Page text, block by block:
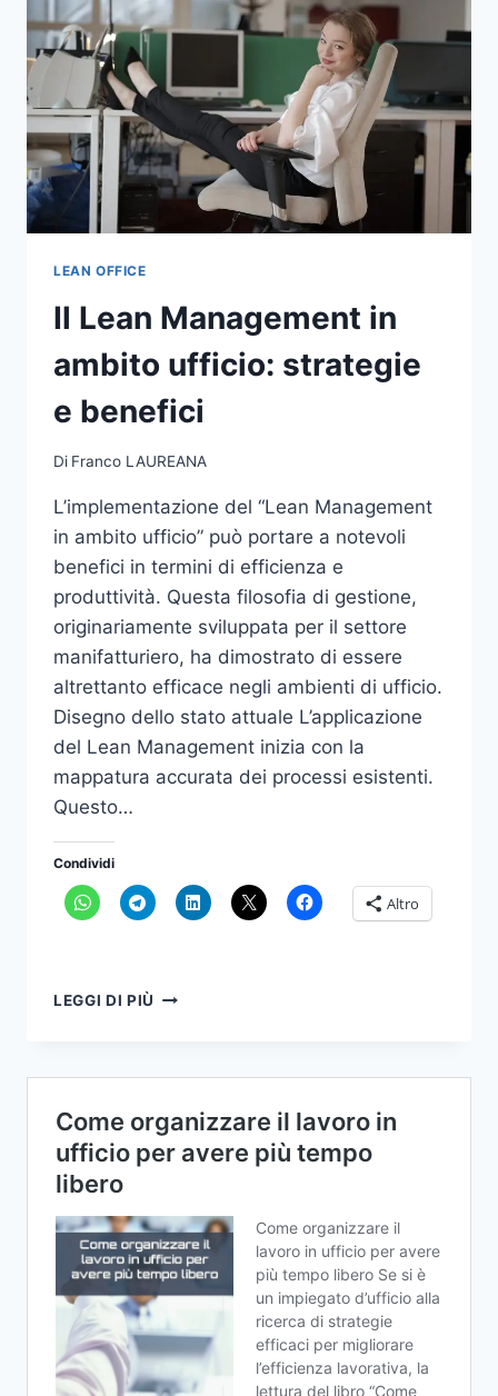
LEAN OFFICE
Il Lean Management in
ambito ufficio: strategie
e benefici
Di Franco LAUREANA
L’implementazione del “Lean Management
in ambito ufficio” può portare a notevoli
benefici in termini di efficienza e
produttività. Questa filosofia di gestione,
originariamente sviluppata per il settore
manifatturiero, ha dimostrato di essere
altrettanto efficace negli ambienti di ufficio.
Disegno dello stato attuale L’applicazione
del Lean Management inizia con la
mappatura accurata dei processi esistenti.
Questo…
Condividi
Altro
LEGGI DI PIÙ
UFFICIO:
STRATEGIE
E